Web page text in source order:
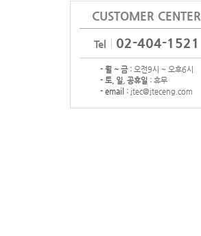
CUSTOMER CENTER
Tel 02-404-1521
- 월 ~ 금 :오전9시 ~ 오후6시
- 토, 일, 공휴일 :휴무
- email :jtec@jteceng.com